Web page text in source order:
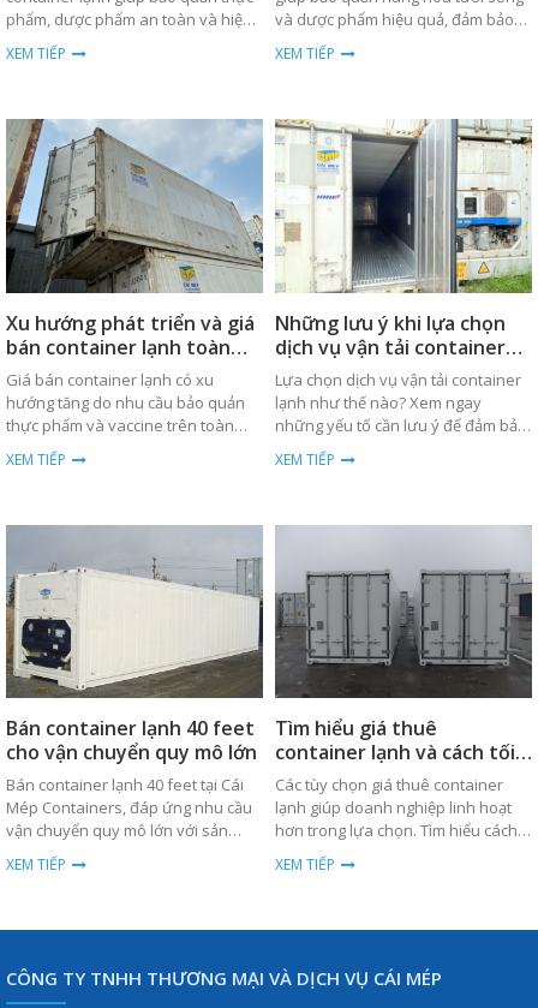
phẩm, dược phẩm an toàn và hiệu
quả trong quá trình vận chuyển
toàn cầu.
XEM TIẾP
và dược phẩm hiệu quả, đảm bảo
nhiệt độ ổn định trong suốt quá
trình vận chuyển.
XEM TIẾP
Xu hướng phát triển và giá
bán container lạnh toàn
cầu
Giá bán container lạnh có xu
hướng tăng do nhu cầu bảo quản
thực phẩm và vaccine trên toàn
cầu. Xem chi tiết về xu hướng và
phân tích giá cả.
XEM TIẾP
Những lưu ý khi lựa chọn
dịch vụ vận tải container
lạnh
Lựa chọn dịch vụ vận tải container
lạnh như thế nào? Xem ngay
những yếu tố cần lưu ý để đảm bảo
hàng hóa được bảo quản tốt nhất.
XEM TIẾP
Bán container lạnh 40 feet
cho vận chuyển quy mô lớn
Bán container lạnh 40 feet tại Cái
Mép Containers, đáp ứng nhu cầu
vận chuyển quy mô lớn với sản
phẩm chất lượng cao, bền bỉ và giá
thành cạnh tranh.
XEM TIẾP
Tìm hiểu giá thuê
container lạnh và cách tối
ưu chi phí
Các tùy chọn giá thuê container
lạnh giúp doanh nghiệp linh hoạt
hơn trong lựa chọn. Tìm hiểu cách
tối ưu chi phí ngay hôm nay.
XEM TIẾP
CÔNG TY TNHH THƯƠNG MẠI VÀ DỊCH VỤ CÁI MÉP